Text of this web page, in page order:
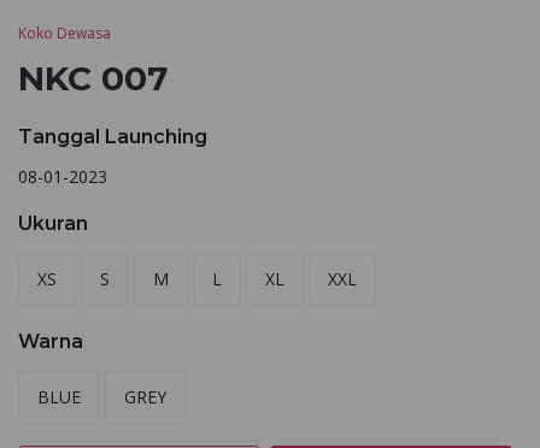
Koko Dewasa
NKC 007
Tanggal Launching
08-01-2023
Ukuran
XS S M L XL XXL
Warna
BLUE GREY